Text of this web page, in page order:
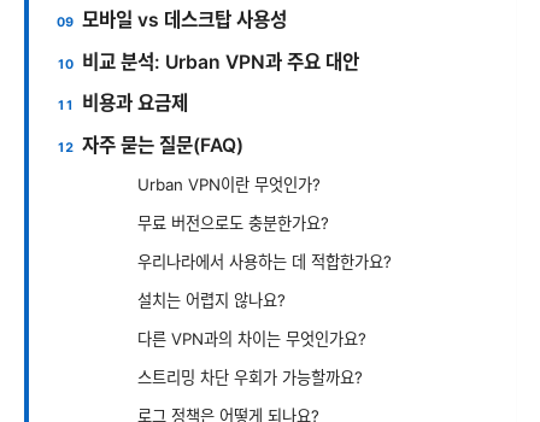
모바일 vs 데스크탑 사용성
비교 분석: Urban VPN과 주요 대안
비용과 요금제
자주 묻는 질문(FAQ)
Urban VPN이란 무엇인가?
무료 버전으로도 충분한가요?
우리나라에서 사용하는 데 적합한가요?
설치는 어렵지 않나요?
다른 VPN과의 차이는 무엇인가요?
스트리밍 차단 우회가 가능할까요?
로그 정책은 어떻게 되나요?